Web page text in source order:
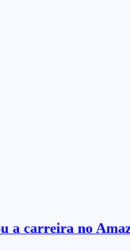
a carreira no